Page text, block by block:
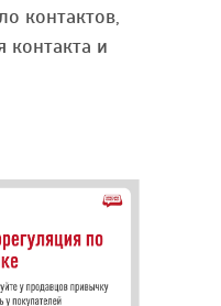
контактов,
контакта и